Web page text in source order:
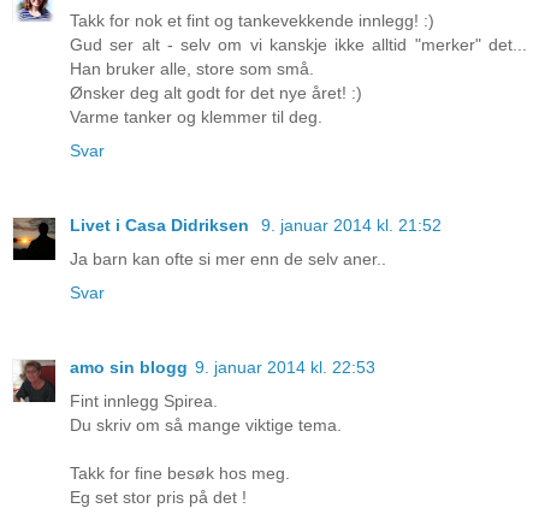
Takk for nok et fint og tankevekkende innlegg! :)
Gud ser alt - selv om vi kanskje ikke alltid "merker" det...
Han bruker alle, store som små.
Ønsker deg alt godt for det nye året! :)
Varme tanker og klemmer til deg.
Svar
Livet i Casa Didriksen
9. januar 2014 kl. 21:52
Ja barn kan ofte si mer enn de selv aner..
Svar
amo sin blogg 9. januar 2014 kl. 22:53
Fint innlegg Spirea.
Du skriv om så mange viktige tema.
Takk for fine besøk hos meg.
Eg set stor pris på det !